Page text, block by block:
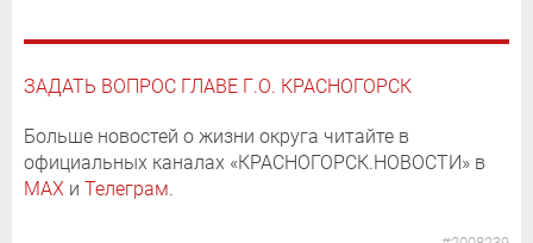
ЗАДАТЬ ВОПРОС ГЛАВЕ Г.О. КРАСНОГОРСК
Больше новостей о жизни округа читайте в
официальных каналах «КРАСНОГОРСК.НОВОСТИ» в
MAX и Телеграм.